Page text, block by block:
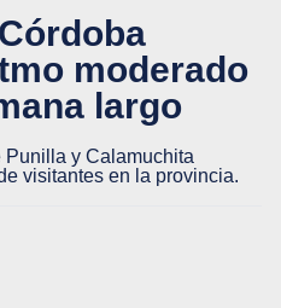
moderado
largo
Punilla y Calamuchita
visitantes en la provincia.